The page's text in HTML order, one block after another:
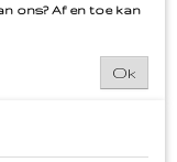
ons? Af en toe kan
Ok